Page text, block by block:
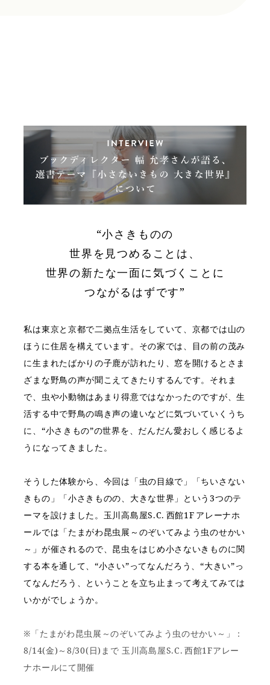
“小さきものの
世界を見つめることは、
世界の新たな一面に気づくことに
つながるはずです”
私は東京と京都で二拠点生活をしていて、京都では山の
ほうに住居を構えています。その家では、目の前の茂み
に生まれたばかりの子鹿が訪れたり、窓を開けるとさま
ざまな野鳥の声が聞こえてきたりするんです。それま
で、虫や小動物はあまり得意ではなかったのですが、生
活する中で野鳥の鳴き声の違いなどに気づいていくうち
に、“小さきもの”の世界を、だんだん愛おしく感じるよ
うになってきました。
そうした体験から、今回は「虫の目線で」「ちいさない
きもの」「小さきものの、大きな世界」という3つのテ
ーマを設けました。玉川高島屋S.C. 西館1F アレーナホ
ールでは「たまがわ昆虫展～のぞいてみよう虫のせかい
～」が催されるので、昆虫をはじめ小さないきものに関
する本を通して、“小さい”ってなんだろう、“大きい”っ
てなんだろう、ということを立ち止まって考えてみては
いかがでしょうか。
※「たまがわ昆虫展～のぞいてみよう虫のせかい～」：
8/14(金)～8/30(日)まで 玉川高島屋S.C. 西館1Fアレー
ナホールにて開催